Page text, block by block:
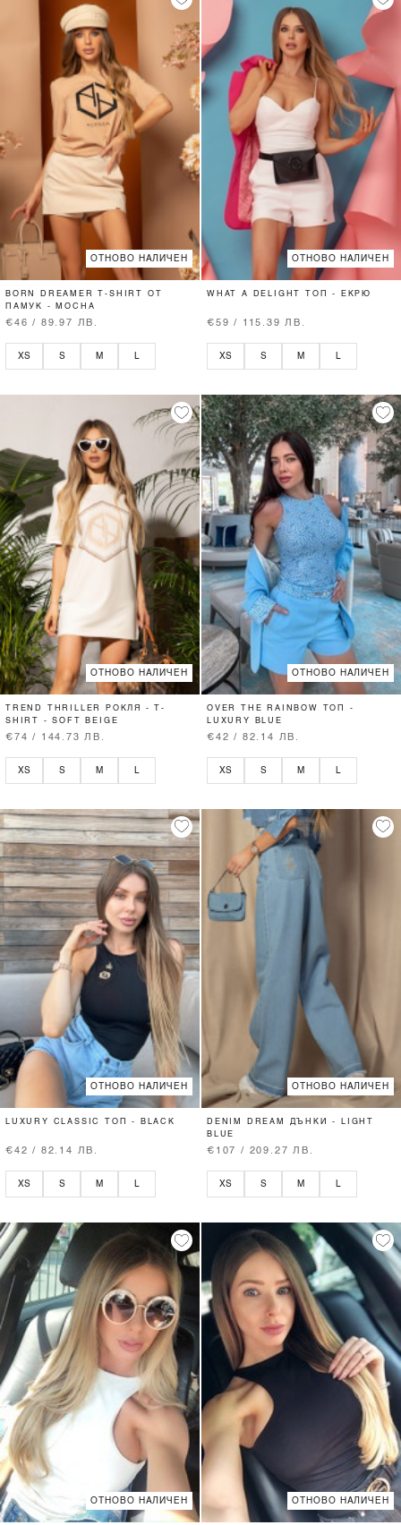
ОТНОВО НАЛИЧЕН
BORN DREAMER T-SHIRT ОТ
ПАМУК - MOCHA
€46 / 89.97 ЛВ.
XS S M L
ОТНОВО НАЛИЧЕН
WHAT A DELIGHT ТОП - ЕКРЮ
€59 / 115.39 ЛВ.
XS S M L
ОТНОВО НАЛИЧЕН
TREND THRILLER РОКЛЯ - T-
SHIRT - SOFT BEIGE
€74 / 144.73 ЛВ.
XS S M
ОТНОВО НАЛИЧЕН
OVER THE RAINBOW ТОП -
LUXURY BLUE
€42 / 82.14 ЛВ.
XS S M
ОТНОВО НАЛИЧЕН
LUXURY CLASSIC ТОП - BLACK
€42 / 82.14 ЛВ.
XS S M L
ОТНОВО НАЛИЧЕН
DENIM DREAM ДЪНКИ - LIGHT
BLUE
€107 / 209.27 ЛВ.
XS S M L
ОТНОВО НАЛИЧЕН ОТНОВО НАЛИЧЕН